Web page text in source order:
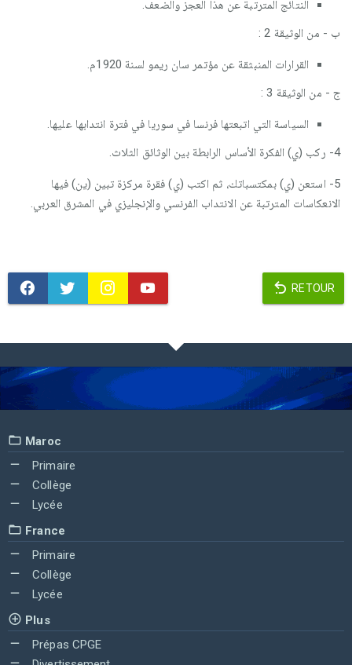
النتائج المترتبة عن هذا العجز والضعف.
ب - من الوثيقة 2 :
القرارات المنبثقة عن مؤتمر سان ريمو لسنة 1920م.
ج - من الوثيقة 3 :
السياسة التي اتبعتها فرنسا في سوريا في فترة انتدابها عليها.
4- ركب (ي) الفكرة الأساس الرابطة بين الوثائق الثلاث.
5- استعن (ي) بمكتسباتك، ثم اكتب (ي) فقرة مركزة تبين (ين) فيها
الانعكاسات المترتبة عن الانتداب الفرنسي والإنجليزي في المشرق العربي.
RETOUR
Maroc
Primaire
Collège
Lycée
France
Primaire
Collège
Lycée
Plus
Prépas CPGE